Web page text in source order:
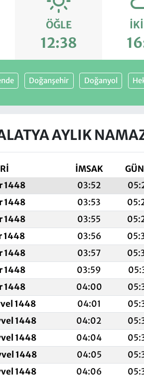
ÖĞLE
12:38
Doğanşehir Doğanyol
AYLIK
İMSAK
1448 03:52
1448 03:53
1448 03:55
1448 03:56
1448 03:57
1448 03:59
1448 04:00
1448 04:01
1448 04:02
1448 04:04
1448 04:05
1448 04:06